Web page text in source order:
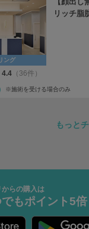
ング
リッチ脂
4.4 （36件）
※施術を受ける場合のみ
もっと
からの購入は
もポイント5倍